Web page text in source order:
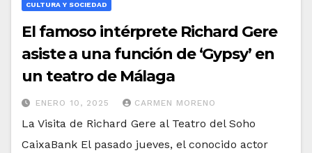
CULTURA Y SOCIEDAD
El famoso intérprete Richard Gere
asiste a una función de ‘Gypsy’ en
un teatro de Málaga
ENERO 10, 2025 CARMEN MORENO
La Visita de Richard Gere al Teatro del Soho
CaixaBank El pasado jueves, el conocido actor